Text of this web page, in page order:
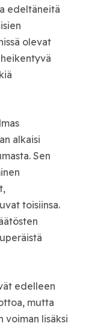
edeltäneitä
olevat
alkaisi
Sen
toisiinsa.
edelleen
mutta
voiman lisäksi